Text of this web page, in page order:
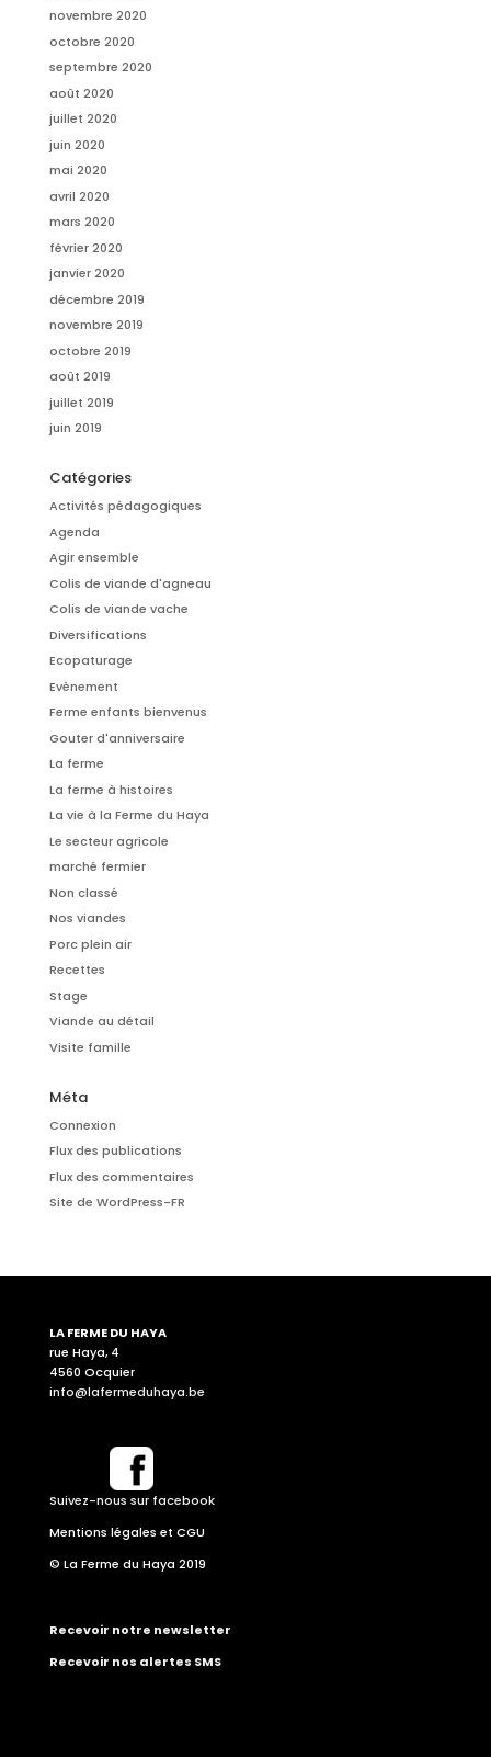
novembre 2020
octobre 2020
septembre 2020
août 2020
juillet 2020
juin 2020
mai 2020
avril 2020
mars 2020
février 2020
janvier 2020
décembre 2019
novembre 2019
octobre 2019
août 2019
juillet 2019
juin 2019
Catégories
Activités pédagogiques
Agenda
Agir ensemble
Colis de viande d'agneau
Colis de viande vache
Diversifications
Ecopaturage
Evènement
Ferme enfants bienvenus
Gouter d'anniversaire
La ferme
La ferme à histoires
La vie à la Ferme du Haya
Le secteur agricole
marché fermier
Non classé
Nos viandes
Porc plein air
Recettes
Stage
Viande au détail
Visite famille
Méta
Connexion
Flux des publications
Flux des commentaires
Site de WordPress-FR
LA FERME DU HAYA
rue Haya, 4
4560 Ocquier
info@lafermeduhaya.be
Suivez-nous sur facebook
Mentions légales et CGU
© La Ferme du Haya 2019
Recevoir notre newsletter
Recevoir nos alertes SMS